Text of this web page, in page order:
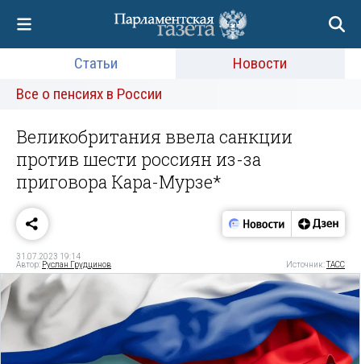
Статьи
Новости
Все о пенсиях в России
Великобритания ввела санкции
против шести россиян из-за
приговора Кара-Мурзе*
31.07.2023 19:14
Автор: Руслан Грудцинов Источник:ТАСС